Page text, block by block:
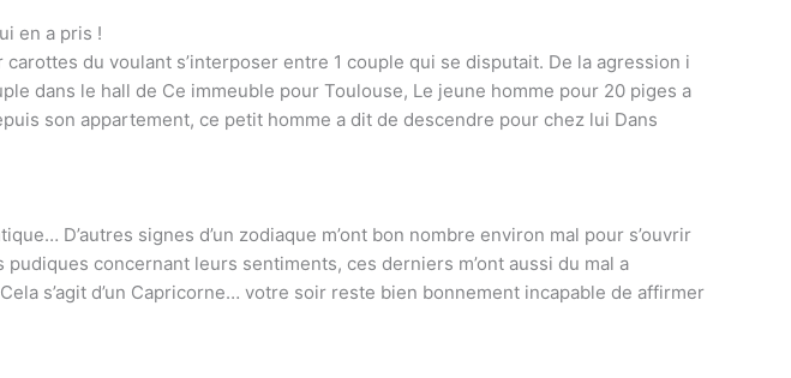
en a pris !
du voulant s’interposer entre 1 couple qui se disputait. De la agression i
dans le hall de Ce immeuble pour Toulouse, Le jeune homme pour 20 piges a
son appartement, ce petit homme a dit de descendre pour chez lui Dans
D’autres signes d’un zodiaque m’ont bon nombre environ mal pour s’ouvrir
concernant leurs sentiments, ces derniers m’ont aussi du mal a
s’agit d’un Capricorne… votre soir reste bien bonnement incapable de affirmer